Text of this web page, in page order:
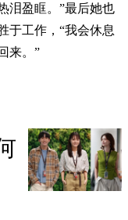
泪盈眶。”最后她也
于工作，“我会休息
来。”